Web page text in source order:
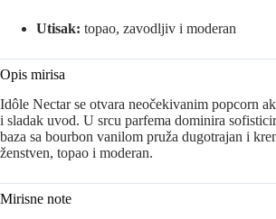
Utisak: topao, zavodljiv i moderan
Opis mirisa
Idôle Nectar se otvara neočekivanim popcorn
i sladak uvod. U srcu parfema dominira
baza sa bourbon vanilom pruža dugotrajan i
ženstven, topao i moderan.
Mirisne note